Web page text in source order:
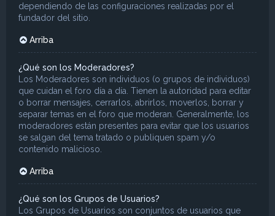
dependiendo de las configuraciones realizadas por el
fundador del sitio.
Arriba
¿Qué son los Moderadores?
Los Moderadores son individuos (o grupos de individuos)
que cuidan el foro día a día. Tienen la autoridad para editar
o borrar mensajes, cerrarlos, abrirlos, moverlos, borrar y
separar temas en el foro que moderan. Generalmente, los
moderadores están presentes para evitar que los usuarios
se salgan del tema tratado o publiquen spam y/o
contenido malicioso.
Arriba
¿Qué son los Grupos de Usuarios?
Los Grupos de Usuarios son conjuntos de usuarios que